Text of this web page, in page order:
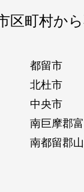
区町村か
都留市
北杜市
中央市
南巨摩郡
南都留郡